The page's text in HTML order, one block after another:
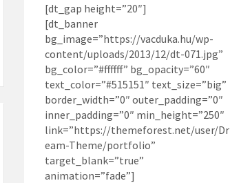
[dt_gap height=”20″]
[dt_banner
bg_image=”https://vacduka.hu/wp-
content/uploads/2013/12/dt-071.jpg”
bg_color=”#ffffff” bg_opacity=”60″
text_color=”#515151″ text_size=”big”
border_width=”0″ outer_padding=”0″
inner_padding=”0″ min_height=”250″
link=”https://themeforest.net/user/Dr
eam-Theme/portfolio”
target_blank=”true”
animation=”fade”]